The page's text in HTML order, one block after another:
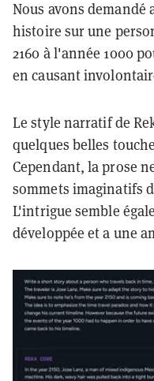
Nous avons demandé
histoire sur une
2160 à l'année 1000
en causant
Le style narratif de
quelques belles
Cependant, la prose
sommets imaginatifs
L'intrigue semble
développée et a une